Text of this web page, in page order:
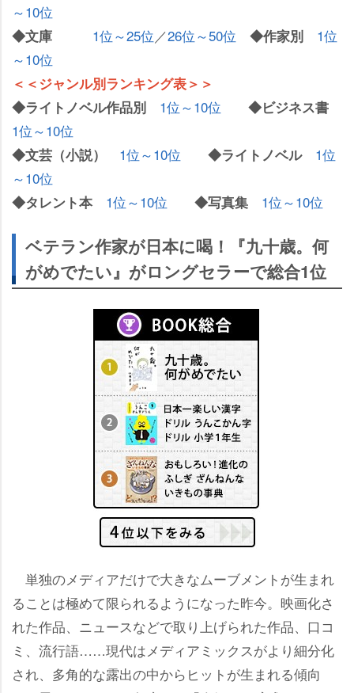
～10位
◆文庫 1位～25位 ／26位～50位 ◆作家別
1位
～10位
＜＜ジャンル別ランキング表＞＞
◆ライトノベル作品別
1位～10位 ◆ビジネス書
1位～10位
◆文芸（小説） 1位～10位 ◆ライトノベル
1位
～10位
◆タレント本 1位～10位 ◆写真集 1位～10位
ベテラン作家が日本に喝！『九十歳。何
がめでたい』がロングセラーで総合1位
単独のメディアだけで大きなムーブメントが生まれ
ることは極めて限られるようになった昨今。映画化さ
れた作品、ニュースなどで取り上げられた作品、口コ
ミ、流行語……現代はメディアミックスがより細分化
され、多角的な露出の中からヒットが生まれる傾向